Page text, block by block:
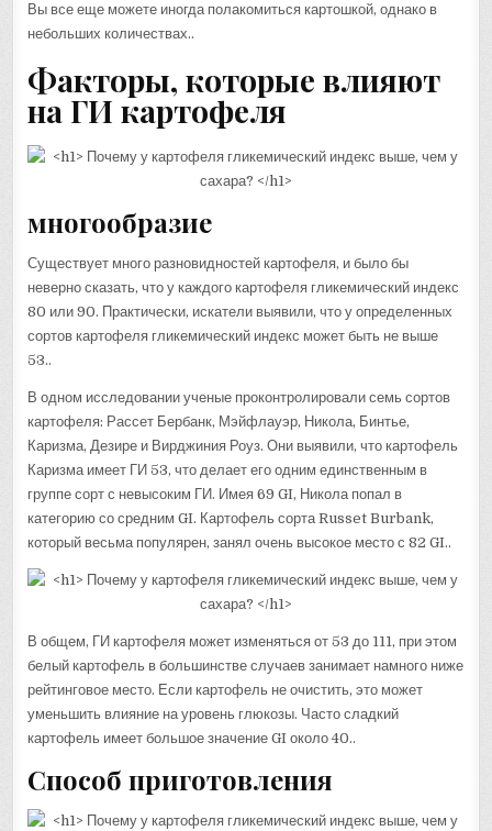
Вы все еще можете иногда полакомиться картошкой, однако в
небольших количествах..
Факторы, которые влияют
на ГИ картофеля
многообразие
Существует много разновидностей картофеля, и было бы
неверно сказать, что у каждого картофеля гликемический индекс
80 или 90. Практически, искатели выявили, что у определенных
сортов картофеля гликемический индекс может быть не выше
53..
В одном исследовании ученые проконтролировали семь сортов
картофеля: Рассет Бербанк, Мэйфлауэр, Никола, Бинтье,
Каризма, Дезире и Вирджиния Роуз. Они выявили, что картофель
Каризма имеет ГИ 53, что делает его одним единственным в
группе сорт с невысоким ГИ. Имея 69 GI, Никола попал в
категорию со средним GI. Картофель сорта Russet Burbank,
который весьма популярен, занял очень высокое место с 82 GI..
В общем, ГИ картофеля может изменяться от 53 до 111, при этом
белый картофель в большинстве случаев занимает намного ниже
рейтинговое место. Если картофель не очистить, это может
уменьшить влияние на уровень глюкозы. Часто сладкий
картофель имеет большое значение GI около 40..
Способ приготовления